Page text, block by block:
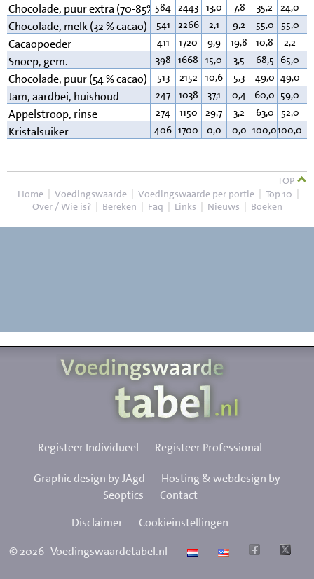
Chocolade, puur extra (70-85% cacao)
584 2443 13,0 7,8 35,2 24,0
Chocolade, melk (32 % cacao) 541 2266 2,1 9,2 55,0 55,0
Cacaopoeder 411 1720 9,9 19,8 10,8 2,2
Snoep, gem. 398 1668 15,0 3,5 68,5 65,0
Chocolade, puur (54 % cacao) 513 2152 10,6 5,3 49,0 49,0
Jam, aardbei, huishoud 247 1038 37,1 0,4 60,0 59,0
Appelstroop, rinse 274 1150 29,7 3,2 63,0 52,0
Kristalsuiker 406 1700 0,0 0,0 100,0100,0
TOP
Home | Voedingswaarde | Voedingswaarde per portie | Top 10 |
Over / Wie is? | Bereken | Faq | Links | Nieuws | Boeken
Registeer Individueel Registeer Professional
Graphic design by JAgd
Hosting & webdesign by
Seoptics
Contact
Disclaimer
Cookieinstellingen
©2026 Voedingswaardetabel.nl